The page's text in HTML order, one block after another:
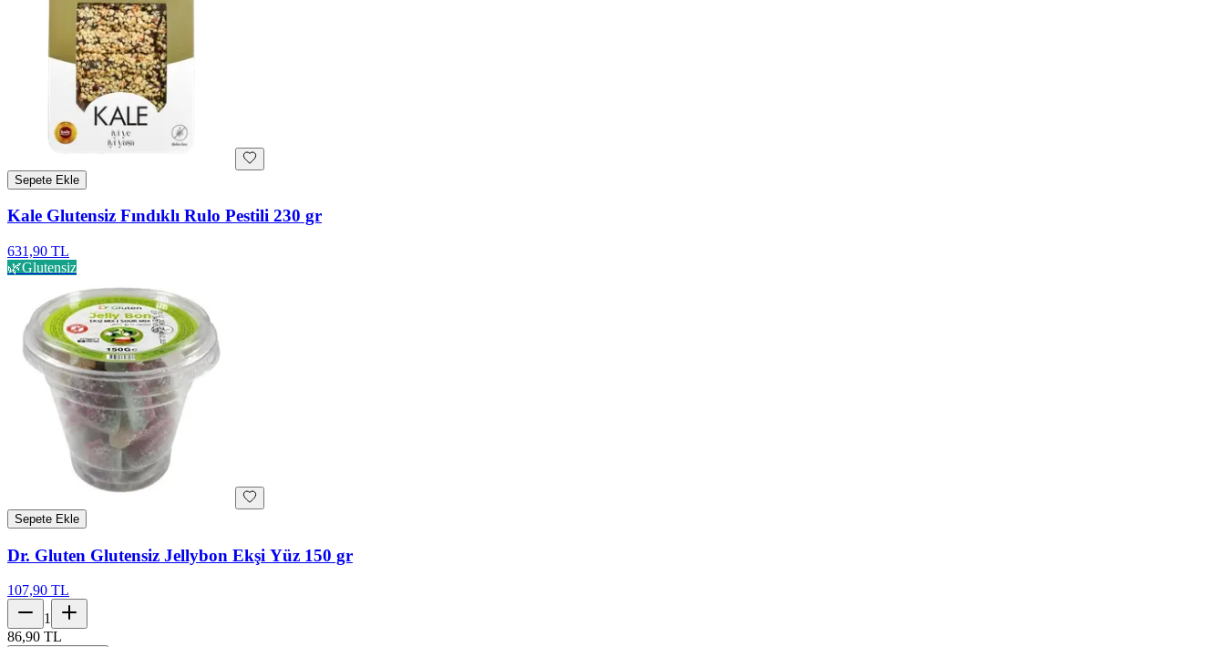
Sepete Ekle
Kale Glutensiz Fındıklı Rulo Pestili 230 gr
631,90 TL
🌿Glutensiz
Sepete Ekle
Dr. Gluten Glutensiz Jellybon Ekşi Yüz 150 gr
107,90 TL
1
86,90 TL